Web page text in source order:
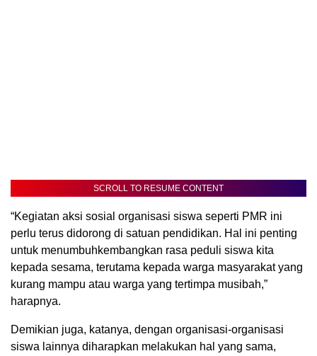
SCROLL TO RESUME CONTENT
“Kegiatan aksi sosial organisasi siswa seperti PMR ini
perlu terus didorong di satuan pendidikan. Hal ini penting
untuk menumbuhkembangkan rasa peduli siswa kita
kepada sesama, terutama kepada warga masyarakat yang
kurang mampu atau warga yang tertimpa musibah,”
harapnya.
Demikian juga, katanya, dengan organisasi-organisasi
siswa lainnya diharapkan melakukan hal yang sama,